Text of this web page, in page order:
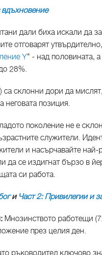
дали биха искали да
отговарят
Y" - над половината,
28%.
са склонни дори да
неговата позиция.
поколение не е
служители.
и насърчавайте най-
да се издигнат бързо в
си работа.
и Част 2: Привилегии и
Мнозинството работещи
през целия ден.
ръководител ключово